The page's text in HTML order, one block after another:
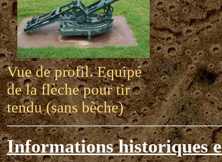
Vue de profil. Equipé
de la flèche pour tir
tendu (sans bèche)
Informations historiques